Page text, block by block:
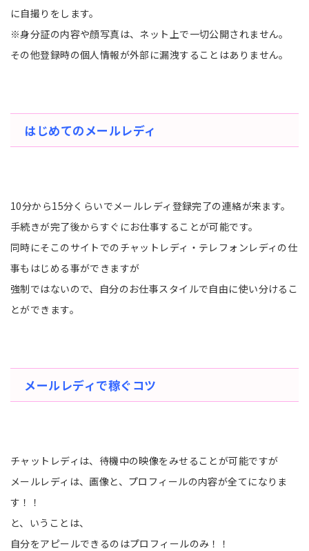
に自撮りをします。
※身分証の内容や顔写真は、ネット上で一切公開されません。
その他登録時の個人情報が外部に漏洩することはありません。
はじめてのメールレディ
10分から15分くらいでメールレディ登録完了の連絡が来ます。
手続きが完了後からすぐにお仕事することが可能です。
同時にそこのサイトでのチャットレディ・テレフォンレディの仕
事もはじめる事ができますが
強制ではないので、自分のお仕事スタイルで自由に使い分けるこ
とができます。
メールレディで稼ぐコツ
チャットレディは、待機中の映像をみせることが可能ですが
メールレディは、画像と、プロフィールの内容が全てになりま
す！！
と、いうことは、
自分をアピールできるのはプロフィールのみ！！